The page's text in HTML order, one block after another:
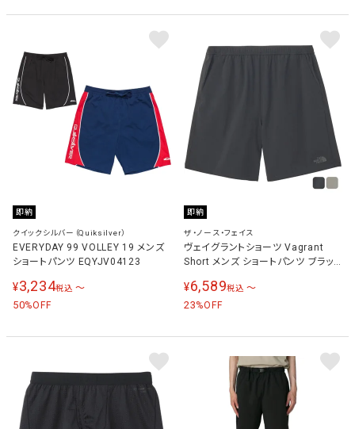
即納
クイックシルバー（Quiksilver）
EVERYDAY 99 VOLLEY 19 メンズ
ショートパンツ EQYJV04123
¥3,234税込 〜
50%OFF
即納
ザ・ノース・フェイス
ヴェイグラントショーツ Vagrant
Short メンズ ショートパンツ ブラッ
¥6,589税込 〜
23%OFF